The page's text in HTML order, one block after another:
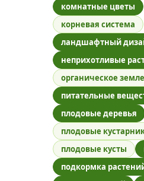
комнатные цветы
корневая система
ландшафтный
неприхотливые
органическое
питательные
плодовые деревья
плодовые
плодовые кусты
подкормка